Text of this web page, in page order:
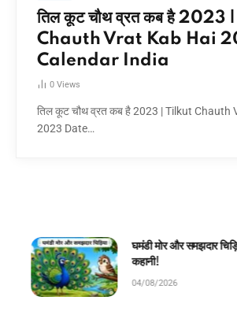
तिल कूट चौथ व्रत कब है
Chauth Vrat Kab Hai
Calendar India
0 Views
तिल कूट चौथ व्रत कब है 2023 | Tilkut Chauth
2023 Date…
घमंडी मोर और समझदार
कहानी!
04/08/2026